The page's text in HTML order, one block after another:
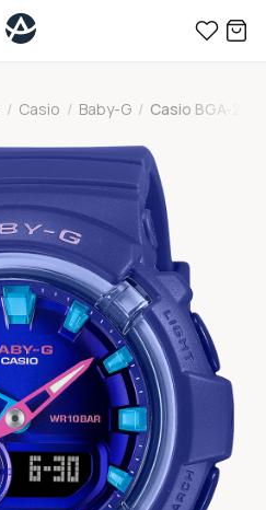
/ Casio / Baby-G / Casio BGA-